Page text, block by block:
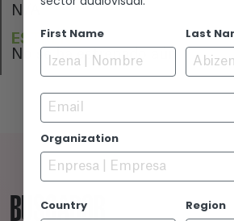
N/A
ESTRENO
No se ha estrenado aún
BUSCADOR
First Name Last
Email
Organization
Country Region